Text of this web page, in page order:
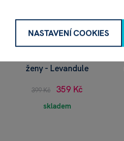
ženy - Levandule
399 Kč 359 Kč
skladem
NASTAVENÍ COOKIES